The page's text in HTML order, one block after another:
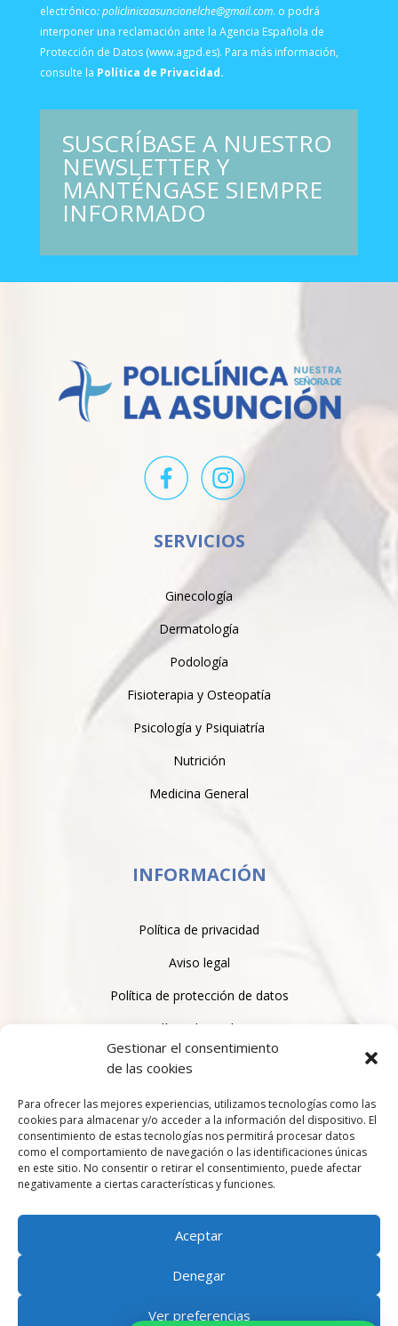
Gestionar el consentimiento
de las cookies
Para ofrecer las mejores experiencias, utilizamos tecnologías como las
cookies para almacenar y/o acceder a la información del dispositivo. El
consentimiento de estas tecnologías nos permitirá procesar datos
como el comportamiento de navegación o las identificaciones únicas
en este sitio. No consentir o retirar el consentimiento, puede afectar
negativamente a ciertas características y funciones.
Aceptar
Denegar
Ver preferencias
electrónico: policlinicaasuncionelche@gmail.com. o podrá
interponer una reclamación ante la Agencia Española de
Protección de Datos (www.agpd.es). Para más información,
consulte la Política de Privacidad.
SUSCRÍBASE A NUESTRO
NEWSLETTER Y
MANTÉNGASE SIEMPRE
INFORMADO
SERVICIOS
Ginecología
Dermatología
Podología
Fisioterapia y Osteopatía
Psicología y Psiquiatría
Nutrición
Medicina General
INFORMACIÓN
Política de privacidad
Aviso legal
Política de protección de datos
Política de cookies
CONTACTO
Carrer Antonio Machado, 47, 03204 Elche, Alicante
Lunes-viernes: 10:00h -13:30h / 16:00h – 20:30h